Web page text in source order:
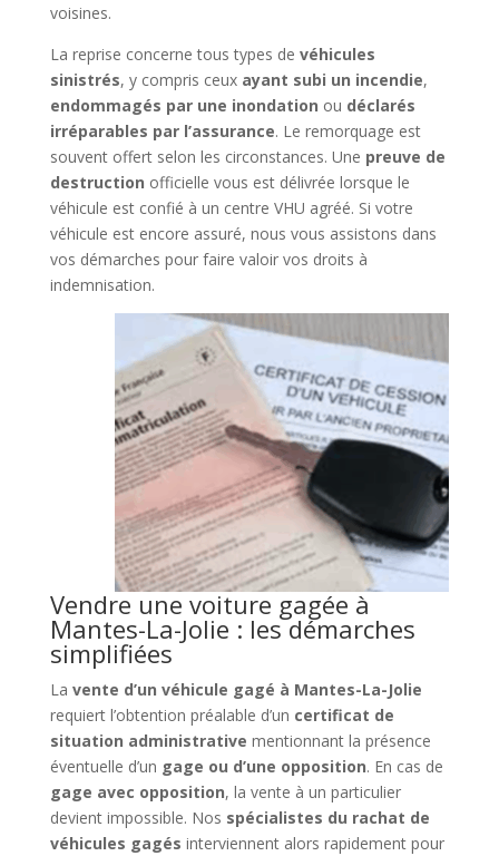
voisines.
La reprise concerne tous types de véhicules
sinistrés, y compris ceux ayant subi un incendie,
endommagés par une inondation ou déclarés
irréparables par l’assurance. Le remorquage est
souvent offert selon les circonstances. Une preuve de
destruction officielle vous est délivrée lorsque le
véhicule est confié à un centre VHU agréé. Si votre
véhicule est encore assuré, nous vous assistons dans
vos démarches pour faire valoir vos droits à
indemnisation.
Vendre une voiture gagée à
Mantes-La-Jolie : les démarches
simplifiées
La vente d’un véhicule gagé à Mantes-La-Jolie
requiert l’obtention préalable d’un certificat de
situation administrative mentionnant la présence
éventuelle d’un gage ou d’une opposition. En cas de
gage avec opposition, la vente à un particulier
devient impossible. Nos spécialistes du rachat de
véhicules gagés interviennent alors rapidement pour